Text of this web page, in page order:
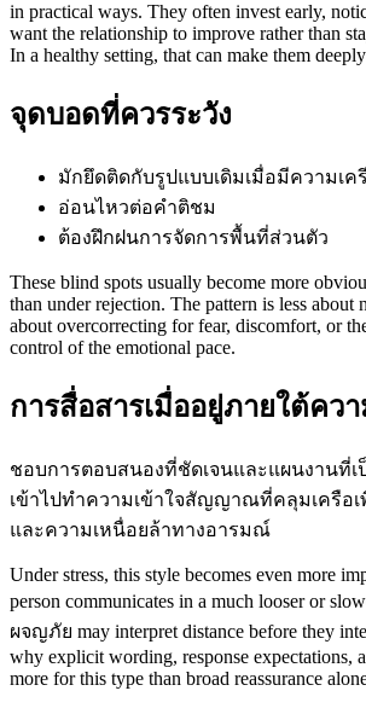
in practical ways. They often invest early,
want the relationship to improve rather than
In a healthy setting, that can make them
จุดบอดที่ควรระวัง
มักยึดติดกับรูปแบบเดิมเมื่อมีความเค
อ่อนไหวต่อคำติชม
ต้องฝึกฝนการจัดการพื้นที่ส่วนตัว
These blind spots usually become more
than under rejection. The pattern is less about
about overcorrecting for fear, discomfort, or
control of the emotional pace.
การสื่อสารเมื่ออยู่ภายใต้คว
ชอบการตอบสนองที่ชัดเจนและแผนงานที่เ
เข้าไปทำความเข้าใจสัญญาณที่คลุมเครือเ
และความเหนื่อยล้าทางอารมณ์
Under stress, this style becomes even more
person communicates in a much looser or
ผจญภัย may interpret distance before they
why explicit wording, response expectations,
more for this type than broad reassurance